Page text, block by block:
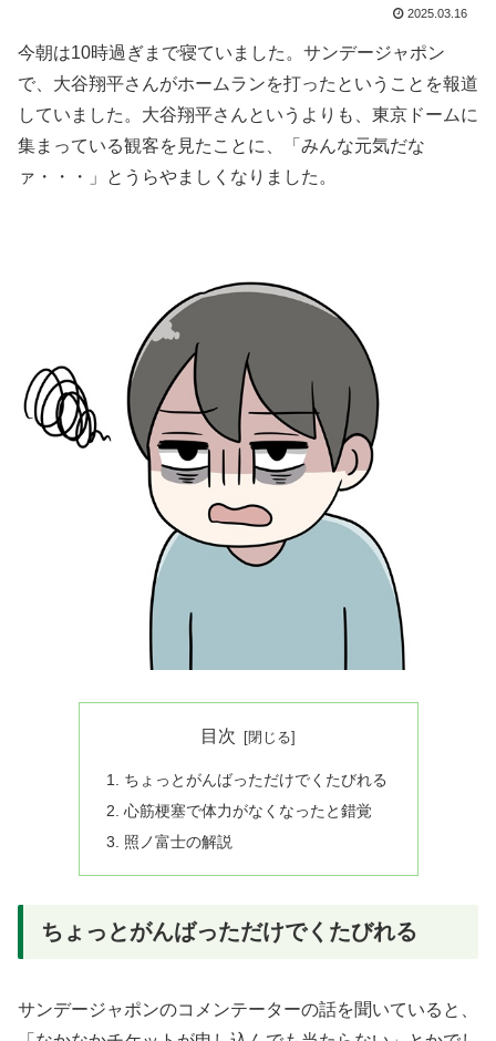
2025.03.16
今朝は10時過ぎまで寝ていました。サンデージャポン
で、大谷翔平さんがホームランを打ったということを報道
していました。大谷翔平さんというよりも、東京ドームに
集まっている観客を見たことに、「みんな元気だな
ァ・・・」とうらやましくなりました。
目次
ちょっとがんばっただけでくたびれる
心筋梗塞で体力がなくなったと錯覚
照ノ富士の解説
ちょっとがんばっただけでくたびれる
サンデージャポンのコメンテーターの話を聞いていると、